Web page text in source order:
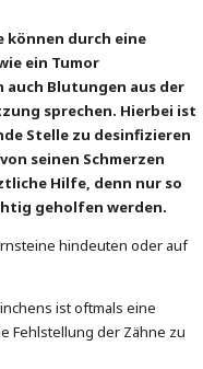
können durch eine
ein Tumor
auch Blutungen aus der
sprechen. Hierbei ist
Stelle zu desinfizieren
seinen Schmerzen
Hilfe, denn nur so
geholfen werden.
hindeuten oder auf
ist oftmals eine
Fehlstellung der Zähne zu